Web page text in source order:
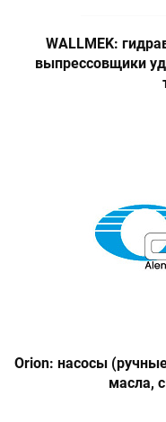
WALLMEK:
выпрессовщики
Orion: насосы
масла,